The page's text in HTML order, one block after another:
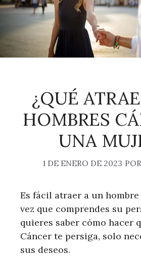
¿QUÉ
HOMBRES
UNA
1 DE ENERO DE 2023 POR
Es fácil atraer a un
vez que comprendes su
quieres saber cómo hacer
Cáncer te persiga, solo
sus deseos.